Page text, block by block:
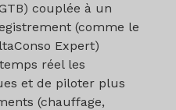
couplée à un
(comme le
Expert)
réel les
et de piloter plus
(chauffage,